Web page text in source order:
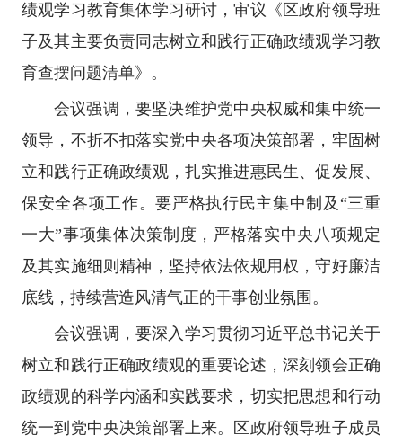
绩观学习教育集体学习研讨，审议《区政府领导班
子及其主要负责同志树立和践行正确政绩观学习教
育查摆问题清单》。
会议强调，要坚决维护党中央权威和集中统一
领导，不折不扣落实党中央各项决策部署，牢固树
立和践行正确政绩观，扎实推进惠民生、促发展、
保安全各项工作。要严格执行民主集中制及“三重
一大”事项集体决策制度，严格落实中央八项规定
及其实施细则精神，坚持依法依规用权，守好廉洁
底线，持续营造风清气正的干事创业氛围。
会议强调，要深入学习贯彻习近平总书记关于
树立和践行正确政绩观的重要论述，深刻领会正确
政绩观的科学内涵和实践要求，切实把思想和行动
统一到党中央决策部署上来。区政府领导班子成员